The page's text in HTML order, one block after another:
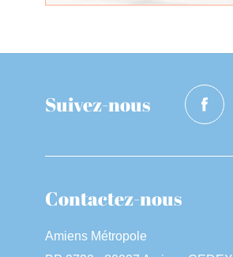
Suivez-nous
Contactez-nous
Amiens Métropole